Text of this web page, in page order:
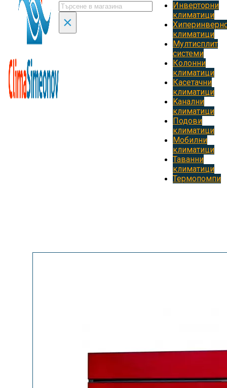
Търсене
×
Инверторни
климатици
климатици
Мултисплит
системи
Колонни
климатици
Касетачни
климатици
Kанални
климатици
Подови
климатици
Мобилни
климатици
Таванни
климатици
Термопомпи